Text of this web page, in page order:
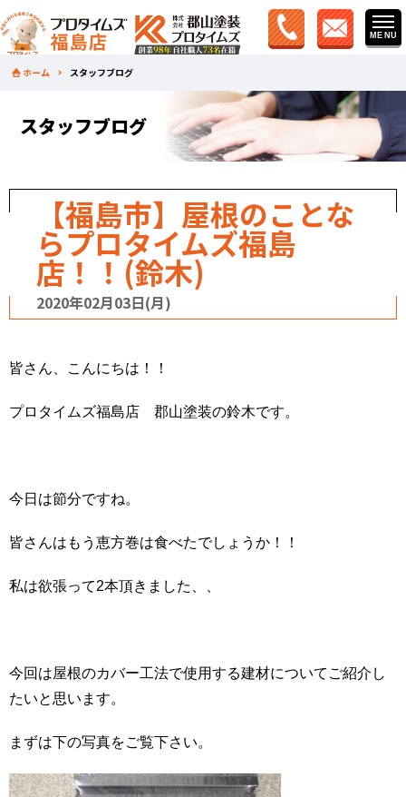
ホーム スタッフブログ
スタッフブログ
【福島市】屋根のことな
らプロタイムズ福島
店！！(鈴木)
2020年02月03日(月)
皆さん、こんにちは！！
プロタイムズ福島店 郡山塗装の鈴木です。
今日は節分ですね。
皆さんはもう恵方巻は食べたでしょうか！！
私は欲張って2本頂きました、、
今回は屋根のカバー工法で使用する建材についてご紹介し
たいと思います。
まずは下の写真をご覧下さい。